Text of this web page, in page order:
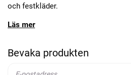
och festkläder.
Läs mer
Bevaka produkten